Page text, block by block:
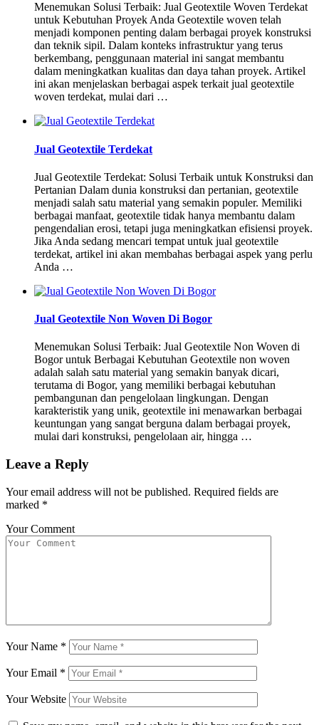
Menemukan Solusi Terbaik: Jual Geotextile Woven Terdekat
untuk Kebutuhan Proyek Anda Geotextile woven telah
menjadi komponen penting dalam berbagai proyek konstruksi
dan teknik sipil. Dalam konteks infrastruktur yang terus
berkembang, penggunaan material ini sangat membantu
dalam meningkatkan kualitas dan daya tahan proyek. Artikel
ini akan menjelaskan berbagai aspek terkait jual geotextile
woven terdekat, mulai dari …
Jual Geotextile Terdekat
Jual Geotextile Terdekat: Solusi Terbaik untuk Konstruksi dan
Pertanian Dalam dunia konstruksi dan pertanian, geotextile
menjadi salah satu material yang semakin populer. Memiliki
berbagai manfaat, geotextile tidak hanya membantu dalam
pengendalian erosi, tetapi juga meningkatkan efisiensi proyek.
Jika Anda sedang mencari tempat untuk jual geotextile
terdekat, artikel ini akan membahas berbagai aspek yang perlu
Anda …
Jual Geotextile Non Woven Di Bogor
Menemukan Solusi Terbaik: Jual Geotextile Non Woven di
Bogor untuk Berbagai Kebutuhan Geotextile non woven
adalah salah satu material yang semakin banyak dicari,
terutama di Bogor, yang memiliki berbagai kebutuhan
pembangunan dan pengelolaan lingkungan. Dengan
karakteristik yang unik, geotextile ini menawarkan berbagai
keuntungan yang sangat berguna dalam berbagai proyek,
mulai dari konstruksi, pengelolaan air, hingga …
Leave a Reply
Your email address will not be published. Required fields are
marked *
Your Comment
Your Name *
Your Email *
Your Website